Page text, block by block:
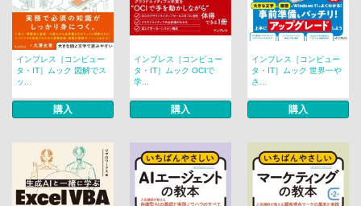
インプレス［コンピュー
タ・IT］ムック 図解でス
ッ...
購入
インプレス［コンピュー
タ・IT］ムック OCIで
学...
購入
インプレス［コンピュー
タ・IT］ムック 世界一や
さ...
購入